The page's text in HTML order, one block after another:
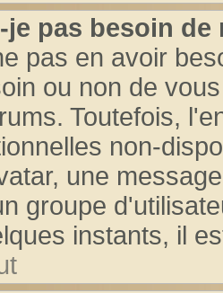
pas besoin de
pas en avoir
ou non de
Toutefois,
non-
une
groupe
instants, il